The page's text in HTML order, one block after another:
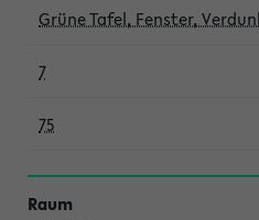
Grüne Tafel, Fenster,
7
75